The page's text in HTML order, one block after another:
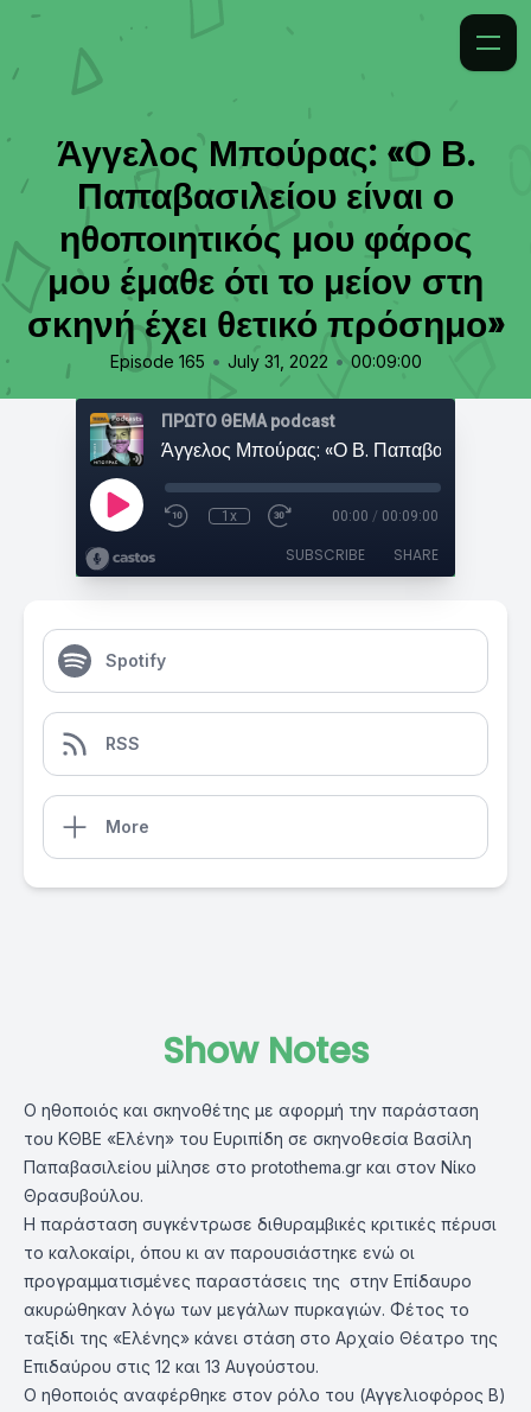
Άγγελος Μπούρας: «Ο Β.
Παπαβασιλείου είναι ο
ηθοποιητικός μου φάρος
μου έμαθε ότι το μείον στη
σκηνή έχει θετικό πρόσημο»
Episode 165 • July 31, 2022 • 00:09:00
ΠΡΩΤΟ ΘΕΜΑ podcast
1x 00:00 / 00:09:00
SUBSCRIBE SHARE
Spotify
RSS
More
Show Notes
Ο ηθοποιός και σκηνοθέτης με αφορμή την παράσταση
του ΚΘΒΕ «Ελένη» του Ευριπίδη σε σκηνοθεσία Βασίλη
Παπαβασιλείου μίλησε στο protothema.gr και στον Νίκο
Θρασυβούλου.
Η παράσταση συγκέντρωσε διθυραμβικές κριτικές πέρυσι
το καλοκαίρι, όπου κι αν παρουσιάστηκε ενώ οι
προγραμματισμένες παραστάσεις της στην Επίδαυρο
ακυρώθηκαν λόγω των μεγάλων πυρκαγιών. Φέτος το
ταξίδι της «Ελένης» κάνει στάση στο Αρχαίο Θέατρο της
Επιδαύρου στις 12 και 13 Αυγούστου.
Ο ηθοποιός αναφέρθηκε στον ρόλο του (Αγγελιοφόρος Β)